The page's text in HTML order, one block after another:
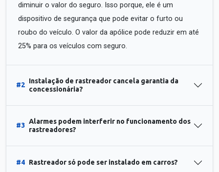
diminuir o valor do seguro. Isso porque, ele é um
dispositivo de segurança que pode evitar o furto ou
roubo do veículo. O valor da apólice pode reduzir em até
25% para os veículos com seguro.
#2
Instalação de rastreador cancela garantia da
concessionária?
#3
Alarmes podem interferir no funcionamento dos
rastreadores?
#4 Rastreador só pode ser instalado em carros?